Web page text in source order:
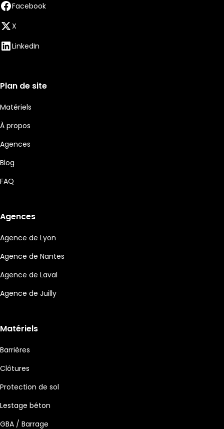
Facebook
X
LinkedIn
Plan de site
Matériels
À propos
Agences
Blog
FAQ
Agences
Agence de Lyon
Agence de Nantes
Agence de Laval
Agence de Juilly
Matériels
Barrières
Clôtures
Protection de sol
Lestage béton
GBA / Barrage